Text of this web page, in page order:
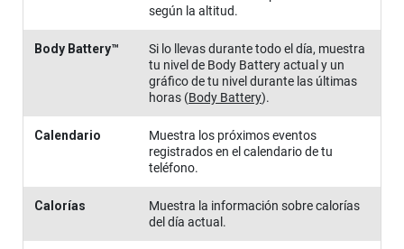
según la altitud.
Body Battery™
Si lo llevas durante todo el día, muestra
tu nivel de Body Battery actual y un
gráfico de tu nivel durante las últimas
horas (Body Battery).
Calendario
Muestra los próximos eventos
registrados en el calendario de tu
teléfono.
Calorías
Muestra la información sobre calorías
del día actual.